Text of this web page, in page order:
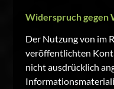
Widerspruch gegen
Der Nutzung von im
veröffentlichten
nicht ausdrücklich